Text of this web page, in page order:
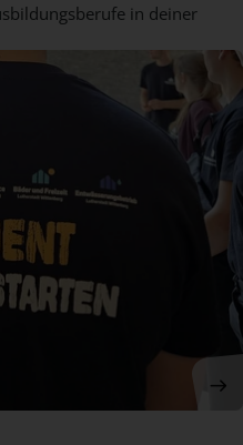
in deiner